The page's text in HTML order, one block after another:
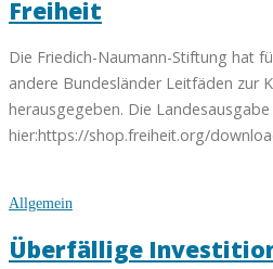
Freiheit
Die Friedich-Naumann-Stiftung hat
andere Bundesländer Leitfäden zur
herausgegeben. Die
hier:https://shop.freiheit.org/
Allgemein
Überfällige